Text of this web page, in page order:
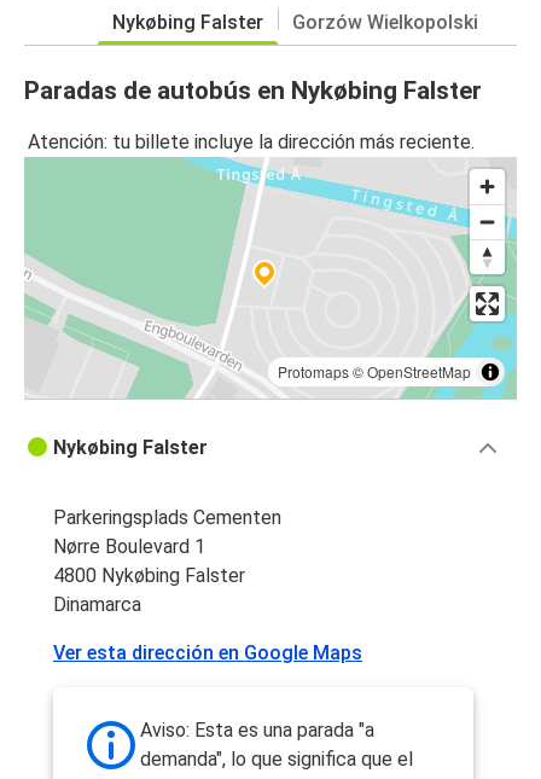
Nykøbing Falster Gorzów Wielkopolski
Paradas de autobús en Nykøbing Falster
Atención: tu billete incluye la dirección más reciente.
Protomaps©OpenStreetMap
Nykøbing Falster
Parkeringsplads Cementen
Nørre Boulevard 1
4800 Nykøbing Falster
Dinamarca
Ver esta dirección en Google Maps
Aviso: Esta es una parada "a
demanda", lo que significa que el